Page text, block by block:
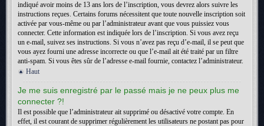
indiqué avoir moins de 13 ans lors de l’inscription, vous devrez alors suivre les
instructions reçues. Certains forums nécessitent que toute nouvelle inscription soit
activée par vous-même ou par l’administrateur avant que vous puissiez vous
connecter. Cette information est indiquée lors de l’inscription. Si vous avez reçu
un e-mail, suivez ses instructions. Si vous n’avez pas reçu d’e-mail, il se peut que
vous ayez fourni une adresse incorrecte ou que l’e-mail ait été traité par un filtre
anti-spam. Si vous êtes sûr de l’adresse e-mail fournie, contactez l’administrateur.
Haut
Je me suis enregistré par le passé mais je ne peux plus me
connecter ?!
Il est possible que l’administrateur ait supprimé ou désactivé votre compte. En
effet, il est courant de supprimer régulièrement les utilisateurs ne postant pas pour